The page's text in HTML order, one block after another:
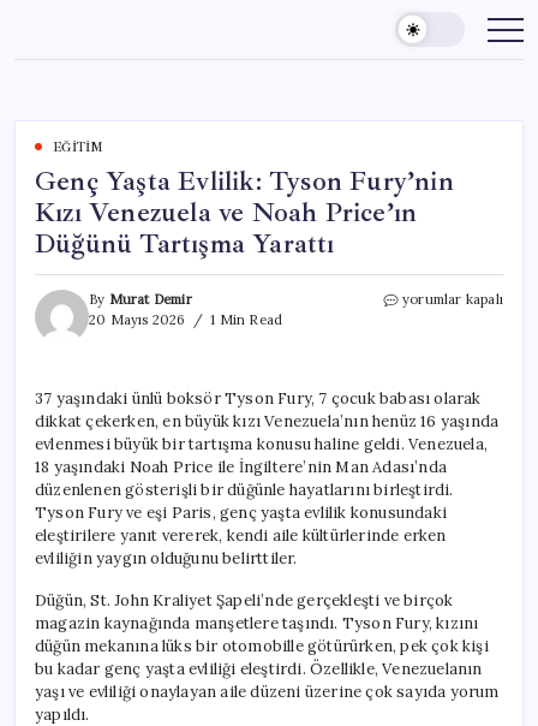
content
EĞITIM
Genç Yaşta Evlilik: Tyson Fury’nin
Kızı Venezuela ve Noah Price’ın
Düğünü Tartışma Yarattı
By Murat Demir
20 Mayıs 2026
1 Min Read
Genç
Kızı
Venezuela
ve
Noah
Price’ın
Düğünü
Tartışma
Yarattı
yorumlar kapalı
37 yaşındaki ünlü boksör Tyson Fury, 7 çocuk babası olarak
dikkat çekerken, en büyük kızı Venezuela’nın henüz 16 yaşında
evlenmesi büyük bir tartışma konusu haline geldi. Venezuela,
18 yaşındaki Noah Price ile İngiltere’nin Man Adası’nda
düzenlenen gösterişli bir düğünle hayatlarını birleştirdi.
Tyson Fury ve eşi Paris, genç yaşta evlilik konusundaki
eleştirilere yanıt vererek, kendi aile kültürlerinde erken
evliliğin yaygın olduğunu belirttiler.
Düğün, St. John Kraliyet Şapeli’nde gerçekleşti ve birçok
magazin kaynağında manşetlere taşındı. Tyson Fury, kızını
düğün mekanına lüks bir otomobille götürürken, pek çok kişi
bu kadar genç yaşta evliliği eleştirdi. Özellikle, Venezuelanın
yaşı ve evliliği onaylayan aile düzeni üzerine çok sayıda yorum
yapıldı.